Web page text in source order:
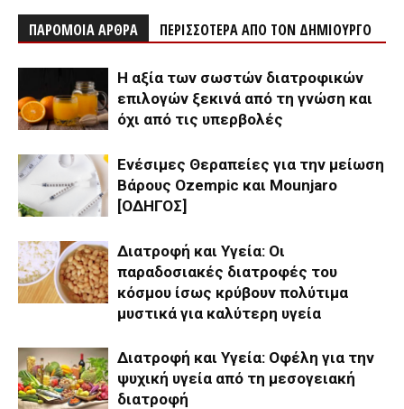
ΠΑΡΟΜΟΙΑ ΑΡΘΡΑ ΠΕΡΙΣΣΟΤΕΡΑ ΑΠΟ ΤΟΝ ΔΗΜΙΟΥΡΓΟ
Η αξία των σωστών διατροφικών
επιλογών ξεκινά από τη γνώση και
όχι από τις υπερβολές
Ενέσιμες Θεραπείες για την μείωση
Βάρους Ozempic και Mounjaro
[ΟΔΗΓΟΣ]
Διατροφή και Υγεία: Οι
παραδοσιακές διατροφές του
κόσμου ίσως κρύβουν πολύτιμα
μυστικά για καλύτερη υγεία
Διατροφή και Υγεία: Οφέλη για την
ψυχική υγεία από τη μεσογειακή
διατροφή